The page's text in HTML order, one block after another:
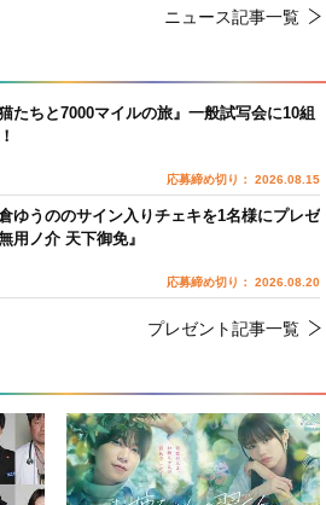
ニュース記事一覧
たちと7000マイルの旅』一般試写会に10組
応募締め切り： 2026.08.15
ゆうののサイン入りチェキを1名様にプレゼ
用ノ介 天下御免』
応募締め切り： 2026.08.20
プレゼント記事一覧